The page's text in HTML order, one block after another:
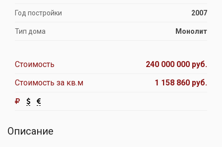
Год постройки 2007
Тип дома Монолит
Стоимость
240 000 000 руб.
Стоимость за кв.м
1 158 860 руб.
Описание